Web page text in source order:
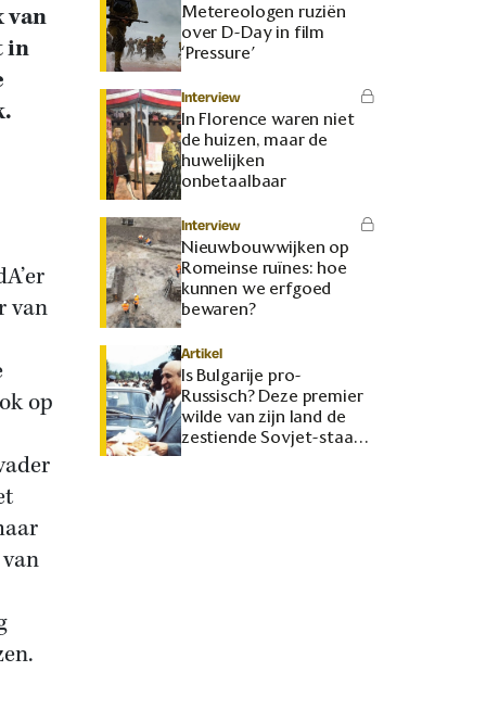
van
in
van
op
Metereologen ruziën
over D-Day in film
‘Pressure’
Interview
In Florence waren niet
de huizen, maar de
huwelijken
onbetaalbaar
Interview
Nieuwbouwwijken op
Romeinse ruïnes: hoe
kunnen we erfgoed
bewaren?
Artikel
Is Bulgarije pro-
Russisch? Deze premier
wilde van zijn land de
zestiende Sovjet-staat
maken